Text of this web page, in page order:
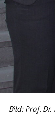
Bild: Prof.